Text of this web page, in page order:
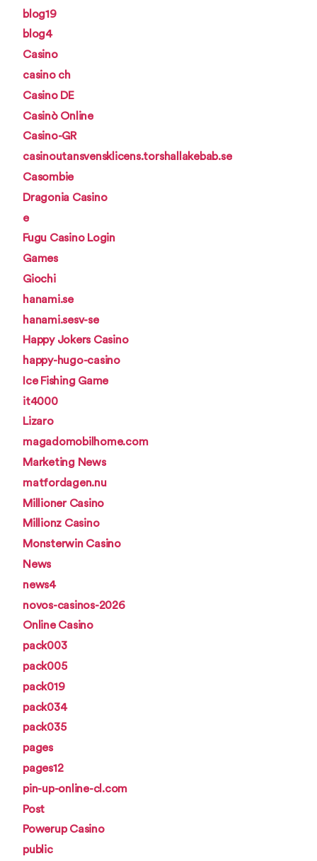
blog19
blog4
Casino
casino ch
Casino DE
Casinò Online
Casino-GR
casinoutansvensklicens.torshallakebab.se
Casombie
Dragonia Casino
e
Fugu Casino Login
Games
Giochi
hanami.se
hanami.sesv-se
Happy Jokers Casino
happy-hugo-casino
Ice Fishing Game
it4000
Lizaro
magadomobilhome.com
Marketing News
matfordagen.nu
Millioner Casino
Millionz Casino
Monsterwin Casino
News
news4
novos-casinos-2026
Online Casino
pack003
pack005
pack019
pack034
pack035
pages
pages12
pin-up-online-cl.com
Post
Powerup Casino
public